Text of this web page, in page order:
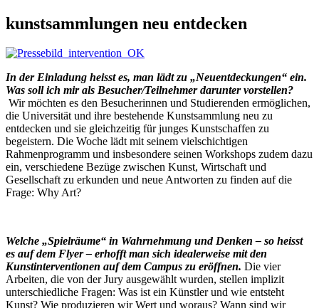
kunstsammlungen neu entdecken
In der Einladung heisst es, man lädt zu „Neuentdeckungen“ ein.
Was soll ich mir als Besucher/Teilnehmer darunter vorstellen?
Wir möchten es den Besucherinnen und Studierenden ermöglichen,
die Universität und ihre bestehende Kunstsammlung neu zu
entdecken und sie gleichzeitig für junges Kunstschaffen zu
begeistern. Die Woche lädt mit seinem vielschichtigen
Rahmenprogramm und insbesondere seinen Workshops zudem dazu
ein, verschiedene Bezüge zwischen Kunst, Wirtschaft und
Gesellschaft zu erkunden und neue Antworten zu finden auf die
Frage: Why Art?
Welche „Spielräume“ in Wahrnehmung und Denken – so heisst
es auf dem Flyer – erhofft man sich idealerweise mit den
Kunstinterventionen auf dem Campus zu eröffnen. Die vier
Arbeiten, die von der Jury ausgewählt wurden, stellen implizit
unterschiedliche Fragen: Was ist ein Künstler und wie entsteht
Kunst? Wie produzieren wir Wert und woraus? Wann sind wir